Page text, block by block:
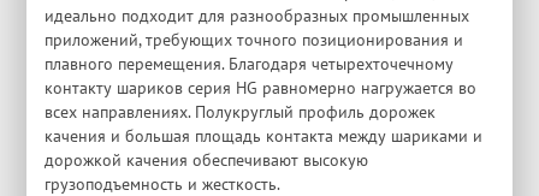
идеально подходит для разнообразных промышленных
приложений, требующих точного позиционирования и
плавного перемещения. Благодаря четырехточечному
контакту шариков серия HG равномерно нагружается во
всех направлениях. Полукруглый профиль дорожек
качения и большая площадь контакта между шариками и
дорожкой качения обеспечивают высокую
грузоподъемность и жесткость.